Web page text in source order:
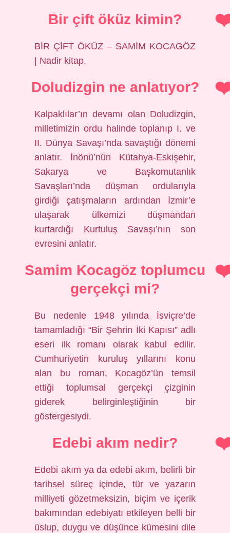
Bir çift öküz kimin?
BİR ÇİFT ÖKÜZ – SAMİM KOCAGÖZ
| Nadir kitap.
Doludizgin ne anlatıyor?
Kalpaklılar’ın devamı olan Doludizgin,
milletimizin ordu halinde toplanıp I. ve
II. Dünya Savaşı’nda savaştığı dönemi
anlatır. İnönü’nün Kütahya-Eskişehir,
Sakarya ve Başkomutanlık
Savaşları’nda düşman ordularıyla
girdiği çatışmaların ardından İzmir’e
ulaşarak ülkemizi düşmandan
kurtardığı Kurtuluş Savaşı’nın son
evresini anlatır.
Samim Kocagöz toplumcu
gerçekçi mi?
Bu nedenle 1948 yılında İsviçre’de
tamamladığı “Bir Şehrin İki Kapısı” adlı
eseri ilk romanı olarak kabul edilir.
Cumhuriyetin kuruluş yıllarını konu
alan bu roman, Kocagöz’ün temsil
ettiği toplumsal gerçekçi çizginin
giderek belirginleştiğinin bir
göstergesiydi.
Edebi akım nedir?
Edebi akım ya da edebi akım, belirli bir
tarihsel süreç içinde, tür ve yazarın
milliyeti gözetmeksizin, biçim ve içerik
bakımından edebiyatı etkileyen belli bir
üslup, duygu ve düşünce kümesini dile